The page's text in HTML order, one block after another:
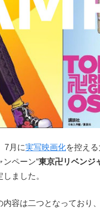
、7月に実写映画化を控え
ンペーン“東京卍リベンジ
ました。
容は二つとなっており